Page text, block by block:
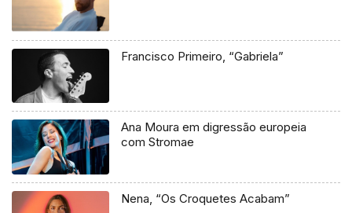
Francisco Primeiro, “Gabriela”
Ana Moura em digressão europeia
com Stromae
Nena, “Os Croquetes Acabam”